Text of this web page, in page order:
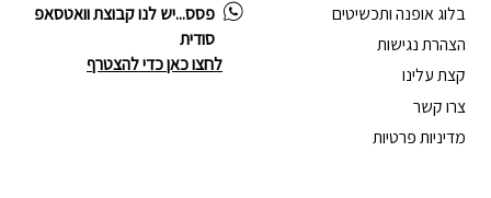
בלוג אופנה ותכשיטים
הצהרת נגישות
קצת עלינו
צרו קשר
מדיניות פרטיות
פסס...יש לנו קבוצת וואטסאפ
סודית
לחצו כאן כדי להצטרף